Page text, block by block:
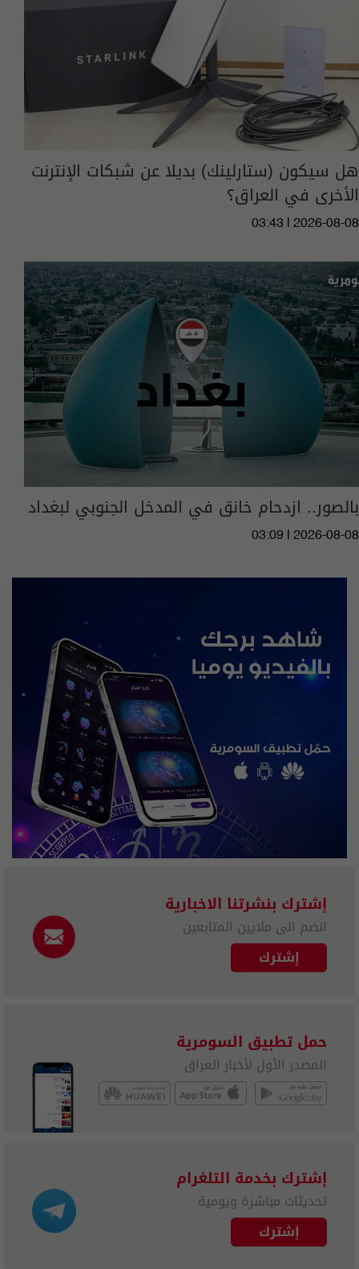
هل سيكون (ستارلينك) بديلا عن شبكات الإنترنت
الأخرى في العراق؟
03:43 | 2026-08-08
بالصور.. ازدحام خانق في المدخل الجنوبي لبغداد
03:09 | 2026-08-08
إشترك بنشرتنا الاخبارية
انضم الى ملايين المتابعين
إشترك
حمل تطبيق السومرية
المصدر الأول لأخبار العراق
إشترك بخدمة التلغرام
تحديثات مباشرة ويومية
إشترك